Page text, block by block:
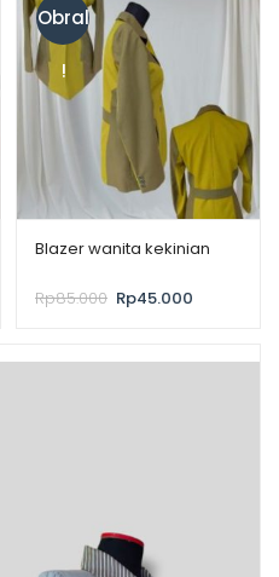
Obral
!
Blazer wanita kekinian
Rp85.000 Rp45.000